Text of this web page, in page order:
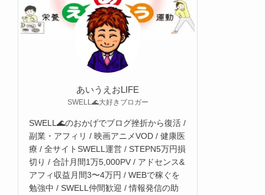
あいうえおLIFE
SWELL🌊大好きブロガー
SWELL🌊のおかげでブログ挫折から復活 /
副業・アフィリ / 映画アニメVOD / 健康医
療 / 全サイトSWELL運営 / STEPN5万円損
切り / 合計月間1万5,000PV / アドセンス&
アフィ収益月間3〜4万円 / WEBで稼ぐを
勉強中 / SWELL仲間歓迎 / 情報発信の助